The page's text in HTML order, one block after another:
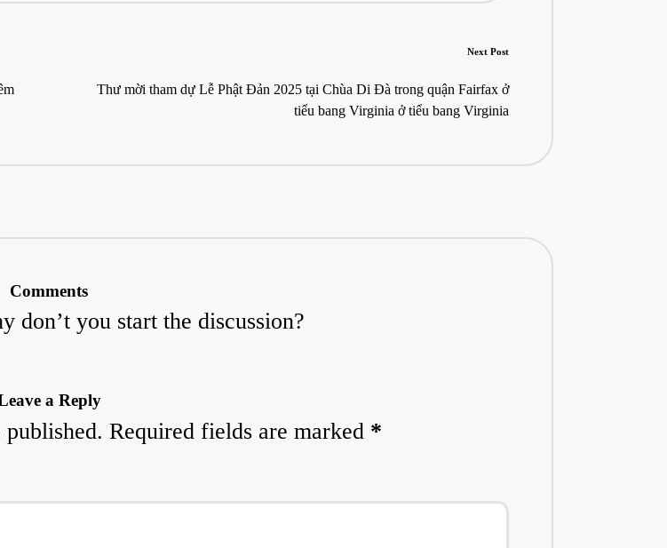
Next Post
Thư mời tham dự Lễ Phật Đản 2025 tại Chùa Di Đà trong quận Fairfax ở
tiểu bang Virginia ở tiểu bang Virginia
Comments
don’t you start the discussion?
a Reply
Required fields are marked *